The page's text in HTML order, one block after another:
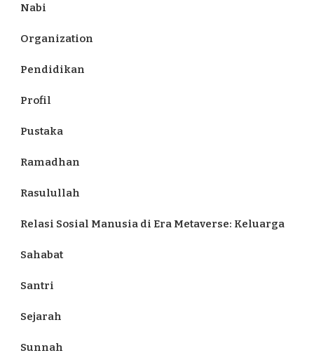
Nabi
Organization
Pendidikan
Profil
Pustaka
Ramadhan
Rasulullah
Relasi Sosial Manusia di Era Metaverse: Keluarga
Sahabat
Santri
Sejarah
Sunnah